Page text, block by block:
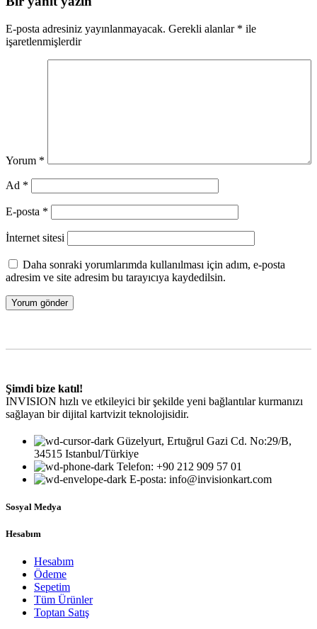
E-posta adresiniz yayınlanmayacak. Gerekli alanlar * ile
işaretlenmişlerdir
Yorum *
Ad *
E-posta *
İnternet sitesi
Daha sonraki yorumlarımda kullanılması için adım, e-posta
adresim ve site adresim bu tarayıcıya kaydedilsin.
Şimdi bize katıl!
INVISION hızlı ve etkileyici bir şekilde yeni bağlantılar kurmanızı
sağlayan bir dijital kartvizit teknolojisidir.
Güzelyurt, Ertuğrul Gazi Cd. No:29/B,
34515 Istanbul/Türkiye
Telefon: +90 212 909 57 01
E-posta: info@invisionkart.com
Sosyal Medya
Hesabım
Hesabım
Ödeme
Sepetim
Tüm Ürünler
Toptan Satış